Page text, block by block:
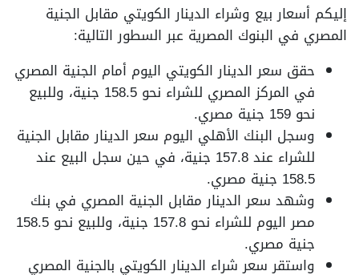
إليكم أسعار بيع وشراء الدينار الكويتي مقابل الجنية
المصري في البنوك المصرية عبر السطور التالية:
حقق سعر الدينار الكويتي اليوم أمام الجنية المصري
في المركز المصري للشراء نحو 158.5 جنية، وللبيع
نحو 159 جنية مصري.
وسجل البنك الأهلي اليوم سعر الدينار مقابل الجنية
للشراء عند 157.8 جنية، في حين سجل البيع عند
158.5 جنية مصري.
وشهد سعر الدينار مقابل الجنية المصري في بنك
مصر اليوم للشراء نحو 157.8 جنية، وللبيع نحو 158.5
جنية مصري.
واستقر سعر شراء الدينار الكويتي بالجنية المصري